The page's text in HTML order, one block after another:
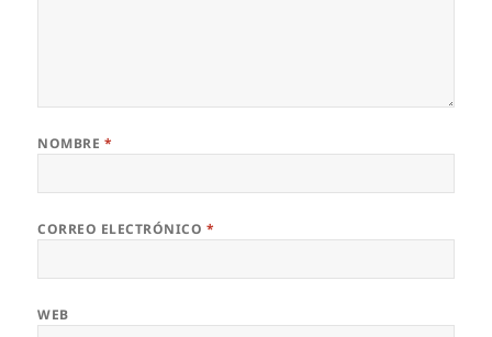
NOMBRE *
CORREO ELECTRÓNICO *
WEB